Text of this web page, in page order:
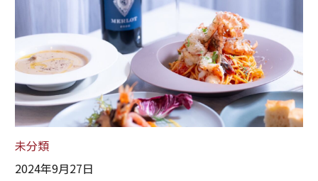
未分類
2024年9月27日